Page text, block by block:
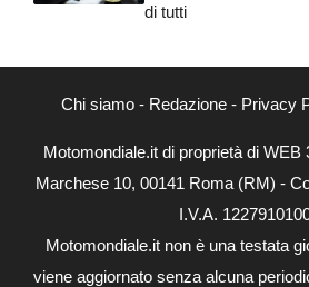
di tutti
Chi siamo- Redazione- Privacy
Motomondiale.it di proprietà di WEB
Marchese 10, 00141 Roma (RM) -
I.V.A.
Motomondiale.it non è una testata
viene aggiornato senza alcuna